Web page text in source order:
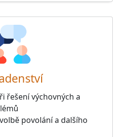
řešení výchovných a
povolání a dalšího